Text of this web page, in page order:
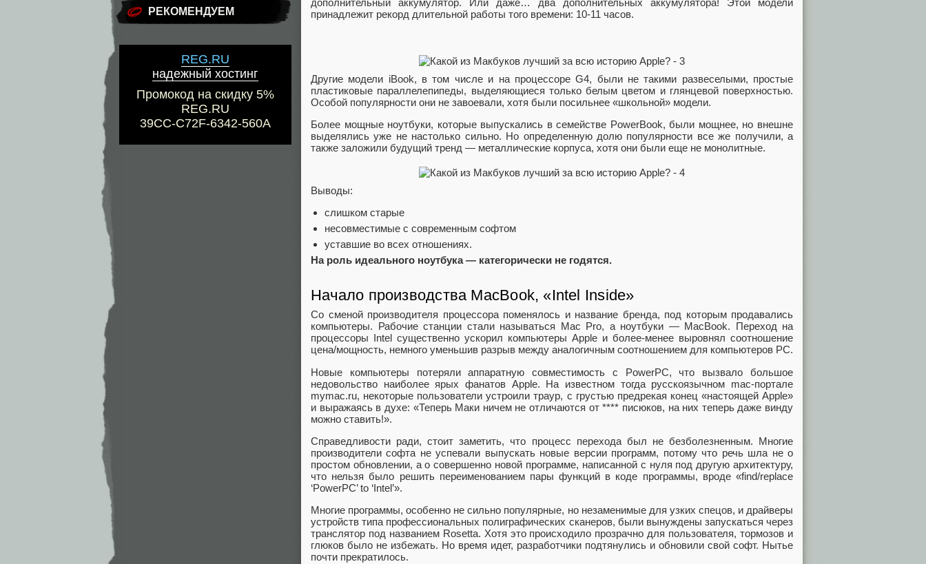
РЕКОМЕНДУЕМ
REG.RU
надежный хостинг
Промокод на скидку 5%
REG.RU
39CC-C72F-6342-560A
принадлежит рекорд длительной работы того времени: 10-11 часов.
Другие модели iBook, в том числе и на процессоре G4, были не такими развеселыми, простые
пластиковые параллелепипеды, выделяющиеся только белым цветом и глянцевой поверхностью.
Особой популярности они не завоевали, хотя были посильнее «школьной» модели.
Более мощные ноутбуки, которые выпускались в семействе PowerBook, были мощнее, но внешне
выделялись уже не настолько сильно. Но определенную долю популярности все же получили, а
также заложили будущий тренд — металлические корпуса, хотя они были еще не монолитные.
Выводы:
слишком старые
несовместимые с современным софтом
уставшие во всех отношениях.
На роль идеального ноутбука — категорически не годятся.
Начало производства MacBook, «Intel Inside»
Со сменой производителя процессора поменялось и название бренда, под которым продавались
компьютеры. Рабочие станции стали называться Mac Pro, а ноутбуки — MacBook. Переход на
процессоры Intel существенно ускорил компьютеры Apple и более-менее выровнял соотношение
цена/мощность, немного уменьшив разрыв между аналогичным соотношением для компьютеров PC.
Новые компьютеры потеряли аппаратную совместимость с PowerPC, что вызвало большое
недовольство наиболее ярых фанатов Apple. На известном тогда русскоязычном mac-портале
mymac.ru, некоторые пользователи устроили траур, с грустью предрекая конец «настоящей Apple»
и выражаясь в духе: «Теперь Маки ничем не отличаются от **** писюков, на них теперь даже винду
можно ставить!».
Справедливости ради, стоит заметить, что процесс перехода был не безболезненным. Многие
производители софта не успевали выпускать новые версии программ, потому что речь шла не о
простом обновлении, а о совершенно новой программе, написанной с нуля под другую архитектуру,
что нельзя было решить переименованием пары функций в коде программы, вроде «find/replace
‘PowerPC’ to ‘Intel’».
Многие программы, особенно не сильно популярные, но незаменимые для узких спецов, и драйверы
устройств типа профессиональных полиграфических сканеров, были вынуждены запускаться через
транслятор под названием Rosetta. Хотя это происходило прозрачно для пользователя, тормозов и
глюков было не избежать. Но время идет, разработчики подтянулись и обновили свой софт. Нытье
почти прекратилось.